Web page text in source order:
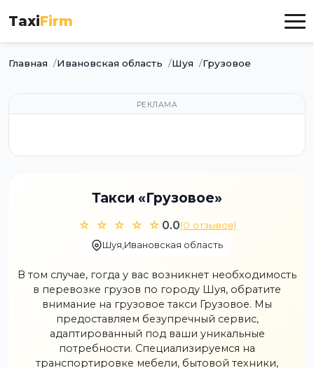
TaxiFirm
Главная Ивановская область Шуя Грузовое
РЕКЛАМА
Такси «Грузовое»
☆ ☆ ☆ ☆ ☆ 0.0(0 отзывов)
Шуя,Ивановская область
В том случае, гогда у вас возникнет необходимость
в перевозке грузов по городу Шуя, обратите
внимание на грузовое такси Грузовое. Мы
предоставляем безупречный сервис,
адаптированный под ваши уникальные
потребности. Специализируемся на
транспортировке мебели, бытовой техники,